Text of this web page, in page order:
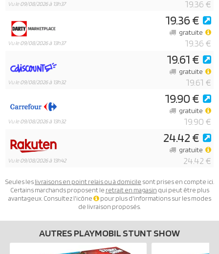
Vu le09/08/2026 à 13h37 19.36 €
Vu le09/08/2026 à 13h37
19.36 €
19.36 €
gratuite
Vu le09/08/2026 à 13h32
19.61 €
19.61 €
gratuite
Vu le09/08/2026 à 13h32
19.90 €
19.90 €
gratuite
Vu le09/08/2026 à 13h42
24.42 €
24.42 €
gratuite
Seules leslivraisons en point relais ou à domicile sont prises en compte ici.
Certains marchands proposent le retrait en magasin qui peut être plus
avantageux. Consultez l'icône
pour plus d'informations sur les modes
de livraison proposés.
AUTRES PLAYMOBIL STUNT SHOW